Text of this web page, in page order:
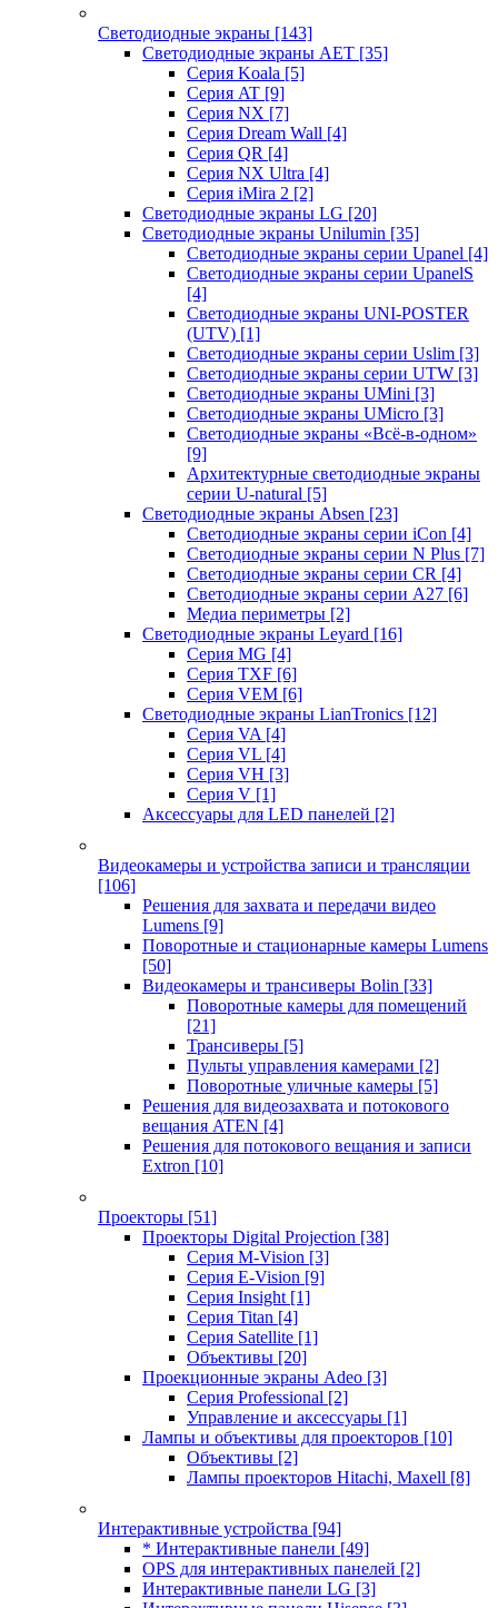
Светодиодные экраны [143]
Светодиодные экраны AET [35]
Cерия Koala [5]
Серия AT [9]
Серия NX [7]
Серия Dream Wall [4]
Серия QR [4]
Серия NX Ultra [4]
Серия iMira 2 [2]
Светодиодные экраны LG [20]
Светодиодные экраны Unilumin [35]
Светодиодные экраны серии Upanel [4]
Светодиодные экраны серии UpanelS
[4]
Светодиодные экраны UNI-POSTER
(UTV) [1]
Светодиодные экраны серии Uslim [3]
Светодиодные экраны серии UTW [3]
Светодиодные экраны UMini [3]
Светодиодные экраны UMicro [3]
Светодиодные экраны «Всё-в-одном»
[9]
Архитектурные светодиодные экраны
серии U-natural [5]
Светодиодные экраны Absen [23]
Светодиодные экраны серии iCon [4]
Светодиодные экраны серии N Plus [7]
Светодиодные экраны серии CR [4]
Светодиодные экраны серии А27 [6]
Медиа периметры [2]
Светодиодные экраны Leyard [16]
Серия MG [4]
Серия TXF [6]
Серия VEM [6]
Светодиодные экраны LianTronics [12]
Серия VA [4]
Серия VL [4]
Серия VH [3]
Серия V [1]
Аксессуары для LED панелей [2]
Видеокамеры и устройства записи и трансляции
[106]
Решения для захвата и передачи видео
Lumens [9]
Поворотные и стационарные камеры Lumens
[50]
Видеокамеры и трансиверы Bolin [33]
Поворотные камеры для помещений
[21]
Трансиверы [5]
Пульты управления камерами [2]
Поворотные уличные камеры [5]
Решения для видеозахвата и потокового
вещания ATEN [4]
Решения для потокового вещания и записи
Extron [10]
Проекторы [51]
Проекторы Digital Projection [38]
Серия M-Vision [3]
Серия E-Vision [9]
Серия Insight [1]
Серия Titan [4]
Серия Satellite [1]
Объективы [20]
Проекционные экраны Adeo [3]
Серия Professional [2]
Управление и аксессуары [1]
Лампы и объективы для проекторов [10]
Объективы [2]
Лампы проекторов Hitachi, Maxell [8]
Интерактивные устройства [94]
* Интерактивные панели [49]
OPS для интерактивных панелей [2]
Интерактивные панели LG [3]